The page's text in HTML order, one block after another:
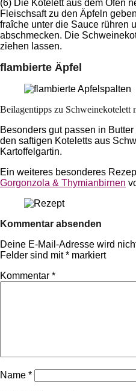
(6) Die Kotelett aus dem Ofen
Fleischsaft zu den Äpfeln
fraîche unter die Sauce rühren
abschmecken. Die
ziehen lassen.
flambierte Äpfel
Beilagentipps zu Schweinekotelett
Besonders gut passen in
den saftigen Koteletts aus
Kartoffelgartin.
Ein weiteres besonderes
Gorgonzola & Thymianbirnen
Kommentar absenden
Deine E-Mail-Adresse wird
Felder sind mit* markiert
Kommentar *
Name *